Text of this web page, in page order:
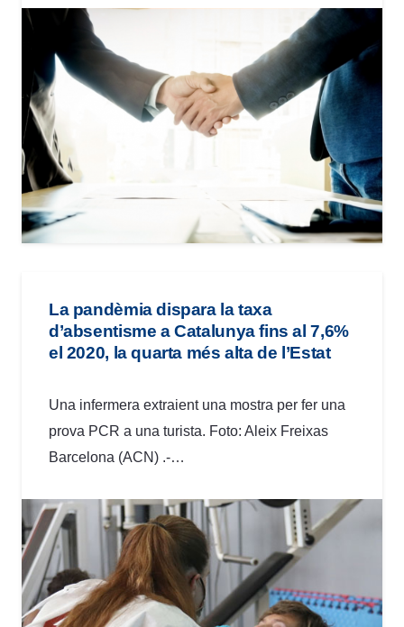
La pandèmia dispara la taxa
d’absentisme a Catalunya fins al 7,6%
el 2020, la quarta més alta de l’Estat
Una infermera extraient una mostra per fer una
prova PCR a una turista. Foto: Aleix Freixas
Barcelona (ACN) .-…